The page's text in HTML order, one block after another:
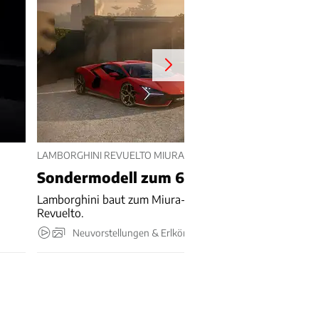
LAMBORGHINI REVUELTO MIURA 60 HOMAGE (2026)
Sondermodell zum 60.
Lamborghini baut zum Miura-Geburtstag 99 Sonder-
Revuelto.
Neuvorstellungen & Erlkönige